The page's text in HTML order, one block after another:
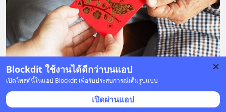
Blockdit ใช้งานได้ดีกว่าบนแอป
เปิดโพสต์นี้ในแอป Blockdit เพื่อรับประสบการณ์เต็มรูปแบบ
เปิดผ่านแอป
70 บันทึก 206 27 158